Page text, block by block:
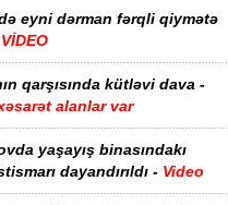
eyni dərman fərqli qiymətə
VİDEO
qarşısında kütləvi dava -
alanlar var
yaşayış binasındakı
dayandırıldı - Video